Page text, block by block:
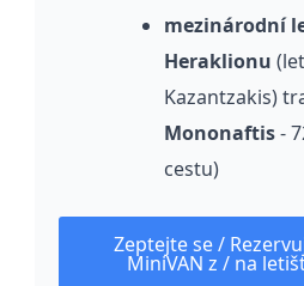
mezinárodní
Heraklionu
Kazantzakis)
Mononaftis-
cestu)
Zeptejte se /
MiniVAN z / na